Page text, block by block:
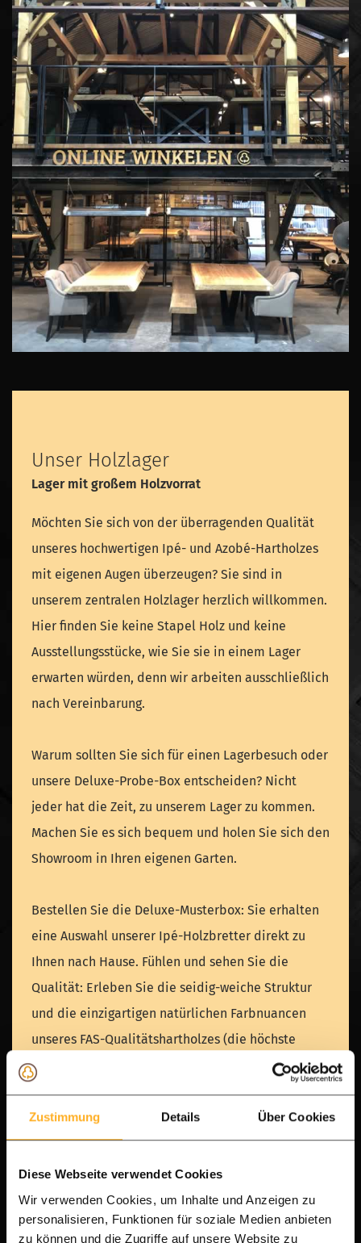
Zustimmung Details Über Cookies
Diese Webseite verwendet Cookies
Wir verwenden Cookies, um Inhalte und Anzeigen zu
personalisieren, Funktionen für soziale Medien anbieten
zu können und die Zugriffe auf unsere Website zu
Unser Holzlager
Lager mit großem Holzvorrat
Möchten Sie sich von der überragenden Qualität
unseres hochwertigen Ipé- und Azobé-Hartholzes
mit eigenen Augen überzeugen? Sie sind in
unserem zentralen Holzlager herzlich willkommen.
Hier finden Sie keine Stapel Holz und keine
Ausstellungsstücke, wie Sie sie in einem Lager
erwarten würden, denn wir arbeiten ausschließlich
nach Vereinbarung.
Warum sollten Sie sich für einen Lagerbesuch oder
unsere Deluxe-Probe-Box entscheiden? Nicht
jeder hat die Zeit, zu unserem Lager zu kommen.
Machen Sie es sich bequem und holen Sie sich den
Showroom in Ihren eigenen Garten.
Bestellen Sie die Deluxe-Musterbox: Sie erhalten
eine Auswahl unserer Ipé-Holzbretter direkt zu
Ihnen nach Hause. Fühlen und sehen Sie die
Qualität: Erleben Sie die seidig-weiche Struktur
und die einzigartigen natürlichen Farbnuancen
unseres FAS-Qualitätshartholzes (die höchste
verfügbare Sortierung).
Persönliche Beratung über WhatsApp: Haben Sie
Fragen zur Montage oder zur besten Holzauswahl?
Senden Sie uns eine Nachricht und wir helfen
Ihnen sofort mit allen Tipps und Tricks, um Ihr
Projekt zum Erfolg zu führen. Planen Sie ganz